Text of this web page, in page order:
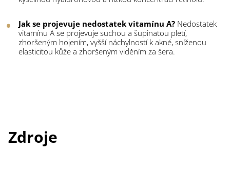
Jak se projevuje nedostatek vitamínu A? Nedostatek
vitamínu A se projevuje suchou a šupinatou pletí,
zhoršeným hojením, vyšší náchylností k akné, sníženou
elasticitou kůže a zhoršeným viděním za šera.
Zdroje